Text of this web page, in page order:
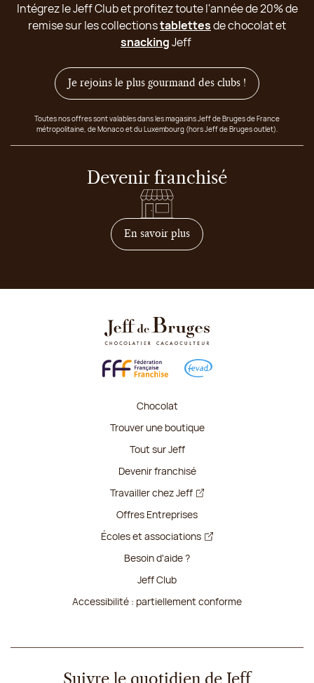
Intégrez le Jeff Club et profitez toute l'année de 20% de
remise sur les collectionstablettesde chocolat et
snackingJeff
Je rejoins le plus gourmand des clubs !
Toutes nos offres sont valables dans les magasins Jeff de Bruges de France
métropolitaine, de Monaco et du Luxembourg (hors Jeff de Bruges outlet).
Devenir franchisé
En savoir plussur comment devenir
Chocolat
Trouver une boutique
Tout sur Jeff
Devenir franchisé
Travailler chez Jeff
Offres Entreprises
Écoles et associations
Besoin d'aide ?
Jeff Club
Accessibilité : partiellement conforme
Suivre le quotidien de Jeff